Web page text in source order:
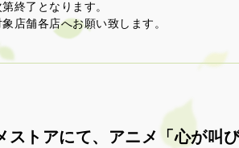
終了となります。
店舗各店へお願い致します。
ストアにて、アニメ「心が叫